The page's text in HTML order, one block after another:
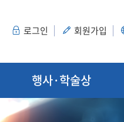
로그인 회원가입
행사·학술상